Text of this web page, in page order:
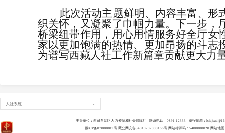
此次活动主题鲜明、内容丰富、形
织关怀，又凝聚了巾帼力量。下一步，
桥梁纽带作用，用心用情服务好全厅女
家以更加饱满的热情、更加昂扬的斗志
为谱写西藏人社工作新篇章贡献更大
人社系统
主办单位：西藏自治区人力资源和社会保障厅 联系电话：0891-12333 举报邮箱：
藏ICP备07000001号 藏公网安备54010202000166号 网站标识码：5400000020 网站地图